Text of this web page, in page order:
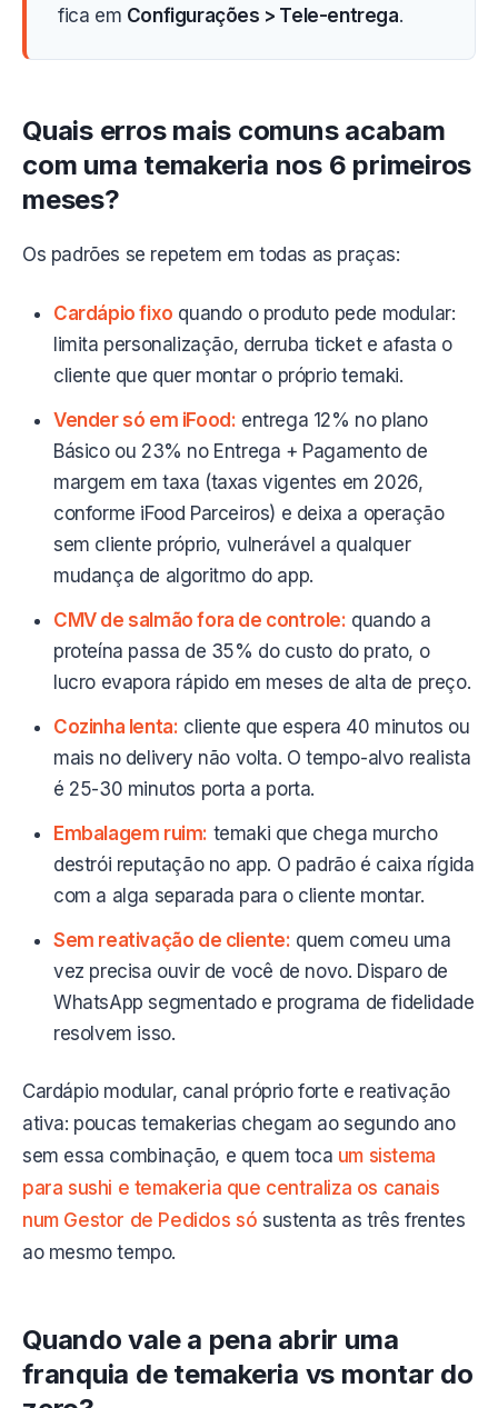
fica em Configurações > Tele-entrega.
Quais erros mais comuns acabam
com uma temakeria nos 6 primeiros
meses?
Os padrões se repetem em todas as praças:
Cardápio fixo quando o produto pede modular:
limita personalização, derruba ticket e afasta o
cliente que quer montar o próprio temaki.
Vender só em iFood: entrega 12% no plano
Básico ou 23% no Entrega + Pagamento de
margem em taxa (taxas vigentes em 2026,
conforme iFood Parceiros) e deixa a operação
sem cliente próprio, vulnerável a qualquer
mudança de algoritmo do app.
CMV de salmão fora de controle: quando a
proteína passa de 35% do custo do prato, o
lucro evapora rápido em meses de alta de preço.
Cozinha lenta: cliente que espera 40 minutos ou
mais no delivery não volta. O tempo-alvo realista
é 25-30 minutos porta a porta.
Embalagem ruim: temaki que chega murcho
destrói reputação no app. O padrão é caixa rígida
com a alga separada para o cliente montar.
Sem reativação de cliente: quem comeu uma
vez precisa ouvir de você de novo. Disparo de
WhatsApp segmentado e programa de fidelidade
resolvem isso.
Cardápio modular, canal próprio forte e reativação
ativa: poucas temakerias chegam ao segundo ano
sem essa combinação, e quem toca um sistema
para sushi e temakeria que centraliza os canais
num Gestor de Pedidos só sustenta as três frentes
ao mesmo tempo.
Quando vale a pena abrir uma
franquia de temakeria vs montar do